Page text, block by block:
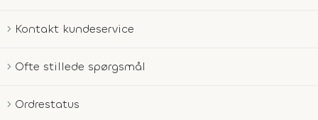
Kontakt kundeservice
Ofte stillede spørgsmål
Ordrestatus